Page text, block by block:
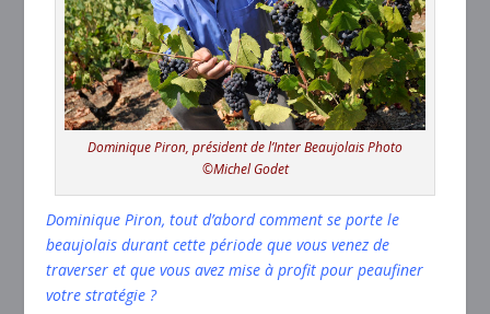
Dominique Piron, président de l’Inter Beaujolais Photo
©Michel Godet
Dominique Piron, tout d’abord comment se porte le
beaujolais durant cette période que vous venez de
traverser et que vous avez mise à profit pour peaufiner
votre stratégie ?